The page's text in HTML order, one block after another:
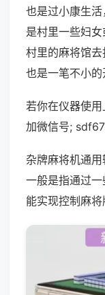
也是过小康生
是村里一些妇
村里的麻将馆
也是一笔不小的
若你在仪器使
加微信号;
杂牌麻将机通
一般是指通过
能实现控制麻将